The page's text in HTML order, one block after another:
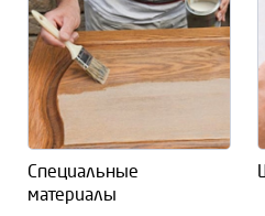
Специальные
материалы